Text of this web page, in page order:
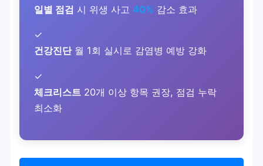
일별 점검 시 위생 사고 40% 감소 효과
✓
건강진단월 1회 실시로 감염병 예방 강화
✓
체크리스트 20개 이상 항목 권장, 점검 누락
최소화